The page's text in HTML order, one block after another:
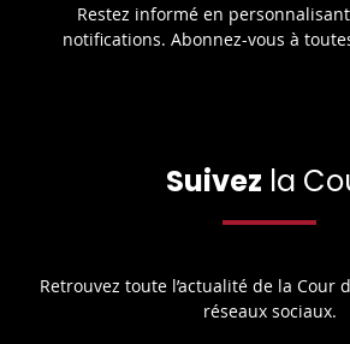
Restez informé en
notifications. Abonnez-vous à
Suivez la
Retrouvez toute l’actualité de la Cour
réseaux sociaux.